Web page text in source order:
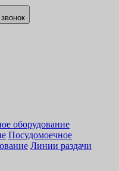
оборудование
Посудомоечное
Линии раздачи